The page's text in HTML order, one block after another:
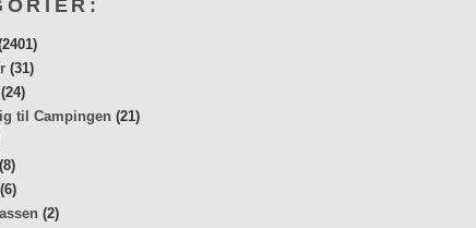
(31)
(24)
til Campingen (21)
(8)
(6)
(2)